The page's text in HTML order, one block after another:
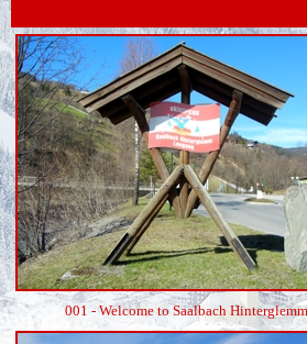
001 - Welcome to Saalbach Hinterglemm